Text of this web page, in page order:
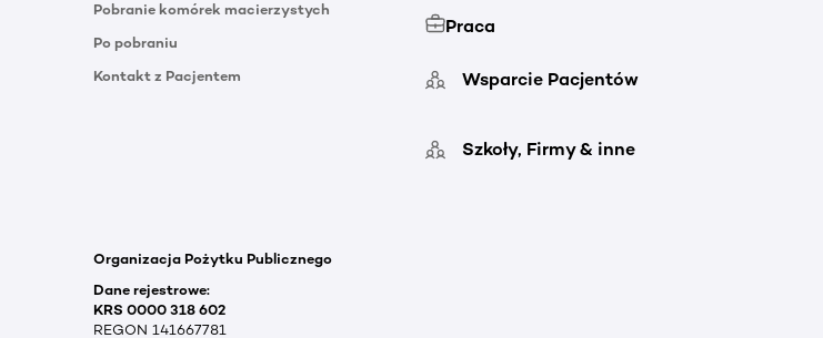
Pobranie komórek macierzystych
Po pobraniu
Kontakt z Pacjentem
Praca
Wsparcie Pacjentów
Szkoły, Firmy & inne
Organizacja Pożytku Publicznego
Dane rejestrowe:
KRS 0000 318 602
REGON 141667781